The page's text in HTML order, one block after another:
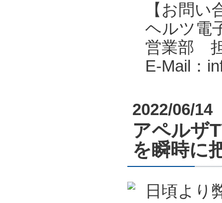
【お問い
ヘルツ電
営業部
E-Mail：
2022/06/14
アペルザ
を瞬時に
日頃より